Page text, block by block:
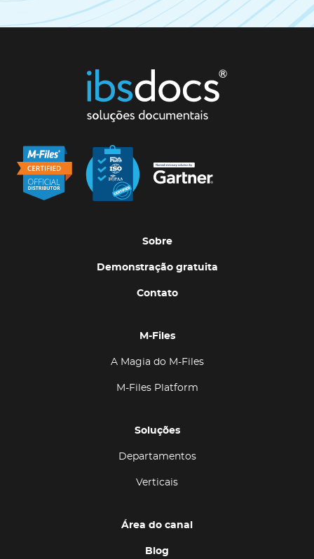
Sobre
Demonstração gratuita
Contato
M-Files
A Magia do M-Files
M-Files Platform
Soluções
Departamentos
Verticais
Área do canal
Blog